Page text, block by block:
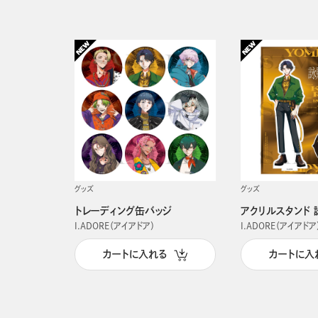
グッズ
トレーディング缶バッジ
I.ADORE（アイアドア）
カートに入れる
グッズ
アクリルスタンド
I.ADORE（アイアドア
カートに入